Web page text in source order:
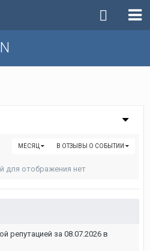
В ОТЗЫВЫ О СОБЫТИИ
МЕСЯЦ
для отображения нет
репутацией за 08.07.2026 в